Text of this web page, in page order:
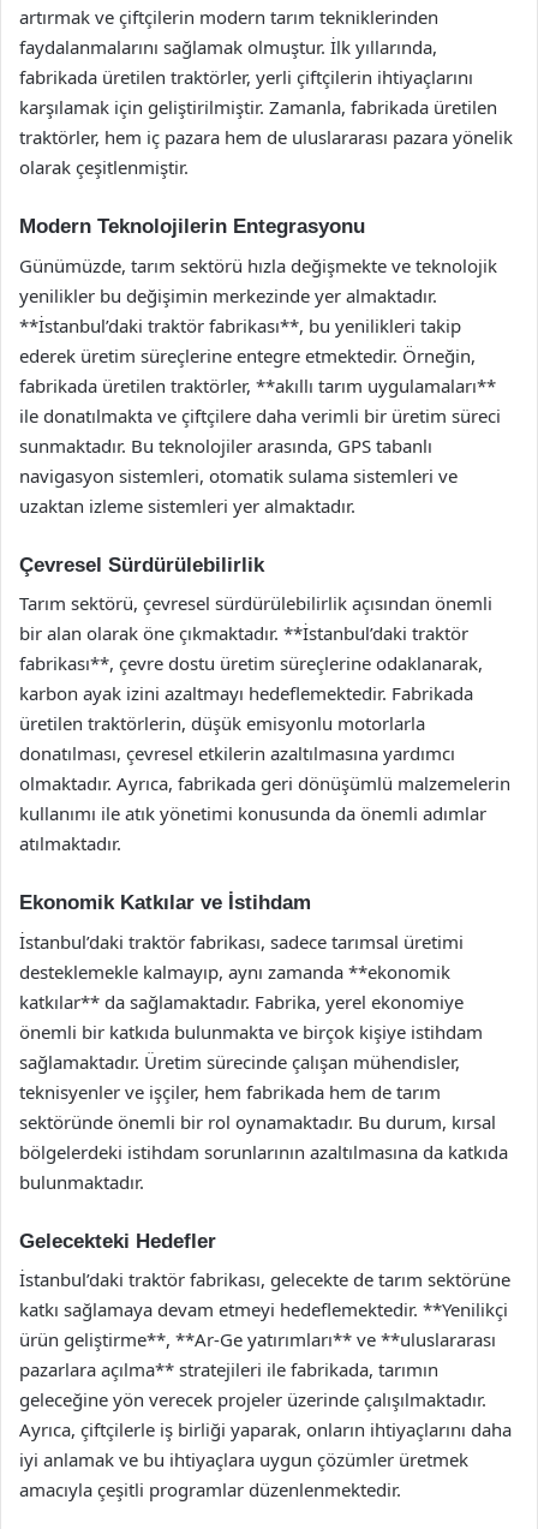
artırmak ve çiftçilerin modern tarım tekniklerinden
faydalanmalarını sağlamak olmuştur. İlk yıllarında,
fabrikada üretilen traktörler, yerli çiftçilerin ihtiyaçlarını
karşılamak için geliştirilmiştir. Zamanla, fabrikada üretilen
traktörler, hem iç pazara hem de uluslararası pazara yönelik
olarak çeşitlenmiştir.
Modern Teknolojilerin Entegrasyonu
Günümüzde, tarım sektörü hızla değişmekte ve teknolojik
yenilikler bu değişimin merkezinde yer almaktadır.
**İstanbul’daki traktör fabrikası**, bu yenilikleri takip
ederek üretim süreçlerine entegre etmektedir. Örneğin,
fabrikada üretilen traktörler, **akıllı tarım uygulamaları**
ile donatılmakta ve çiftçilere daha verimli bir üretim süreci
sunmaktadır. Bu teknolojiler arasında, GPS tabanlı
navigasyon sistemleri, otomatik sulama sistemleri ve
uzaktan izleme sistemleri yer almaktadır.
Çevresel Sürdürülebilirlik
Tarım sektörü, çevresel sürdürülebilirlik açısından önemli
bir alan olarak öne çıkmaktadır. **İstanbul’daki traktör
fabrikası**, çevre dostu üretim süreçlerine odaklanarak,
karbon ayak izini azaltmayı hedeflemektedir. Fabrikada
üretilen traktörlerin, düşük emisyonlu motorlarla
donatılması, çevresel etkilerin azaltılmasına yardımcı
olmaktadır. Ayrıca, fabrikada geri dönüşümlü malzemelerin
kullanımı ile atık yönetimi konusunda da önemli adımlar
atılmaktadır.
Ekonomik Katkılar ve İstihdam
İstanbul’daki traktör fabrikası, sadece tarımsal üretimi
desteklemekle kalmayıp, aynı zamanda **ekonomik
katkılar** da sağlamaktadır. Fabrika, yerel ekonomiye
önemli bir katkıda bulunmakta ve birçok kişiye istihdam
sağlamaktadır. Üretim sürecinde çalışan mühendisler,
teknisyenler ve işçiler, hem fabrikada hem de tarım
sektöründe önemli bir rol oynamaktadır. Bu durum, kırsal
bölgelerdeki istihdam sorunlarının azaltılmasına da katkıda
bulunmaktadır.
Gelecekteki Hedefler
İstanbul’daki traktör fabrikası, gelecekte de tarım sektörüne
katkı sağlamaya devam etmeyi hedeflemektedir. **Yenilikçi
ürün geliştirme**, **Ar-Ge yatırımları** ve **uluslararası
pazarlara açılma** stratejileri ile fabrikada, tarımın
geleceğine yön verecek projeler üzerinde çalışılmaktadır.
Ayrıca, çiftçilerle iş birliği yaparak, onların ihtiyaçlarını daha
iyi anlamak ve bu ihtiyaçlara uygun çözümler üretmek
amacıyla çeşitli programlar düzenlenmektedir.